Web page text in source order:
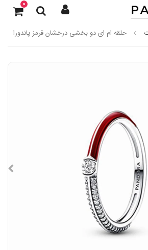
0
حلقه ام-ای دو بخشی درخشان قرمز پاندورا